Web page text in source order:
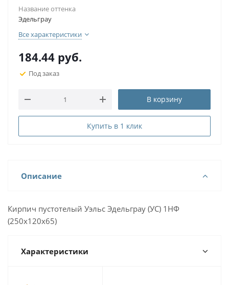
Название оттенка
Эдельграу
Все характеристики
184.44 руб.
Под заказ
В корзину
Купить в 1 клик
Описание
Кирпич пустотелый Уэльс Эдельграу (УС) 1НФ
(250х120х65)
Характеристики